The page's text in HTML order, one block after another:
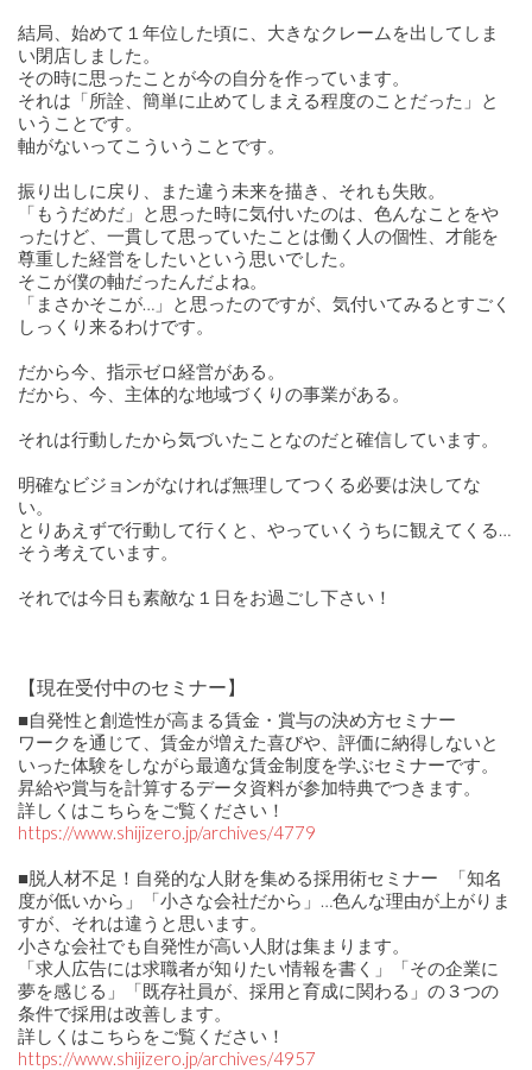
結局、始めて１年位した頃に、大きなクレームを出してしま
い閉店しました。
その時に思ったことが今の自分を作っています。
それは「所詮、簡単に止めてしまえる程度のことだった」と
いうことです。
軸がないってこういうことです。
振り出しに戻り、また違う未来を描き、それも失敗。
「もうだめだ」と思った時に気付いたのは、色んなことをや
ったけど、一貫して思っていたことは働く人の個性、才能を
尊重した経営をしたいという思いでした。
そこが僕の軸だったんだよね。
「まさかそこが…」と思ったのですが、気付いてみるとすごく
しっくり来るわけです。
だから今、指示ゼロ経営がある。
だから、今、主体的な地域づくりの事業がある。
それは行動したから気づいたことなのだと確信しています。
明確なビジョンがなければ無理してつくる必要は決してな
い。
とりあえずで行動して行くと、やっていくうちに観えてくる…
そう考えています。
それでは今日も素敵な１日をお過ごし下さい！
【現在受付中のセミナー】
■自発性と創造性が高まる賃金・賞与の決め方セミナー
ワークを通じて、賃金が増えた喜びや、評価に納得しないと
いった体験をしながら最適な賃金制度を学ぶセミナーです。
昇給や賞与を計算するデータ資料が参加特典でつきます。
詳しくはこちらをご覧ください！
https://www.shijizero.jp/archives/4779
■脱人材不足！自発的な人財を集める採用術セミナー 「知名
度が低いから」「小さな会社だから」…色んな理由が上がりま
すが、それは違うと思います。
小さな会社でも自発性が高い人財は集まります。
「求人広告には求職者が知りたい情報を書く」「その企業に
夢を感じる」「既存社員が、採用と育成に関わる」の３つの
条件で採用は改善します。
詳しくはこちらをご覧ください！
https://www.shijizero.jp/archives/4957